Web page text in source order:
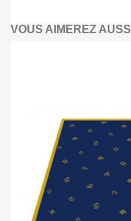
VOUS AIMEREZ AUSSI